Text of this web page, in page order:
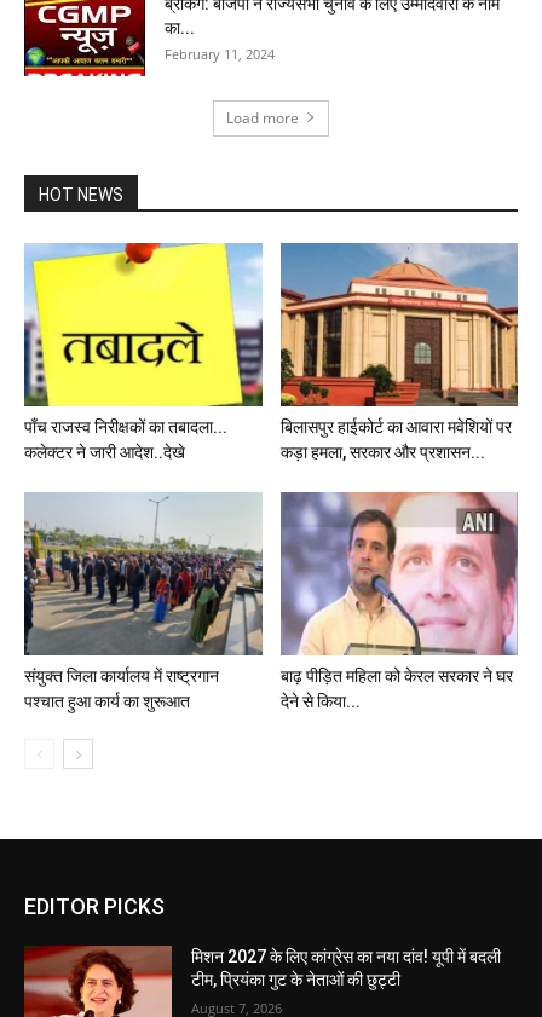
का...
February 11, 2024
Load more
HOT NEWS
पाँच राजस्व निरीक्षकों का तबादला...
कलेक्टर ने जारी आदेश..देखे
बिलासपुर हाईकोर्ट का आवारा मवेशियों पर
कड़ा हमला, सरकार और प्रशासन...
संयुक्त जिला कार्यालय में राष्ट्रगान
पश्चात हुआ कार्य का शुरूआत
बाढ़ पीड़ित महिला को केरल सरकार ने घर
देने से किया...
EDITOR PICKS
मिशन 2027 के लिए कांग्रेस का नया दांव! यूपी में बदली
टीम, प्रियंका गुट के नेताओं की छुट्टी
August 7, 2026